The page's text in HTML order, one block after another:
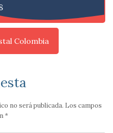
Colombia
no será publicada. Los campos
*